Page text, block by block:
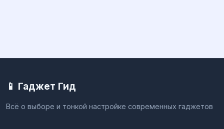
📱 Гаджет Гид
Всё о выборе и тонкой настройке современных гаджетов